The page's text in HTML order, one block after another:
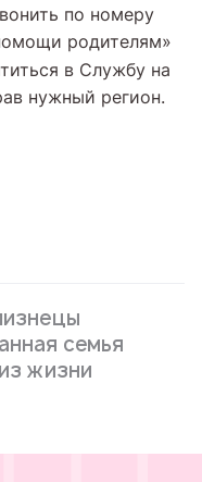
по номеру
родителям»
в Службу на
нужный регион.
семья
жизни